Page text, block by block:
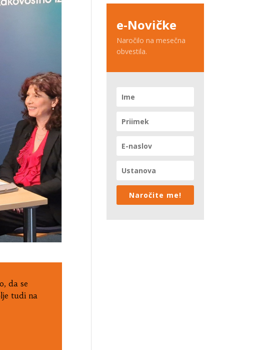
da se
tudi na
e-Novičke
Naročilo na mesečna
obvestila.
Naročite me!